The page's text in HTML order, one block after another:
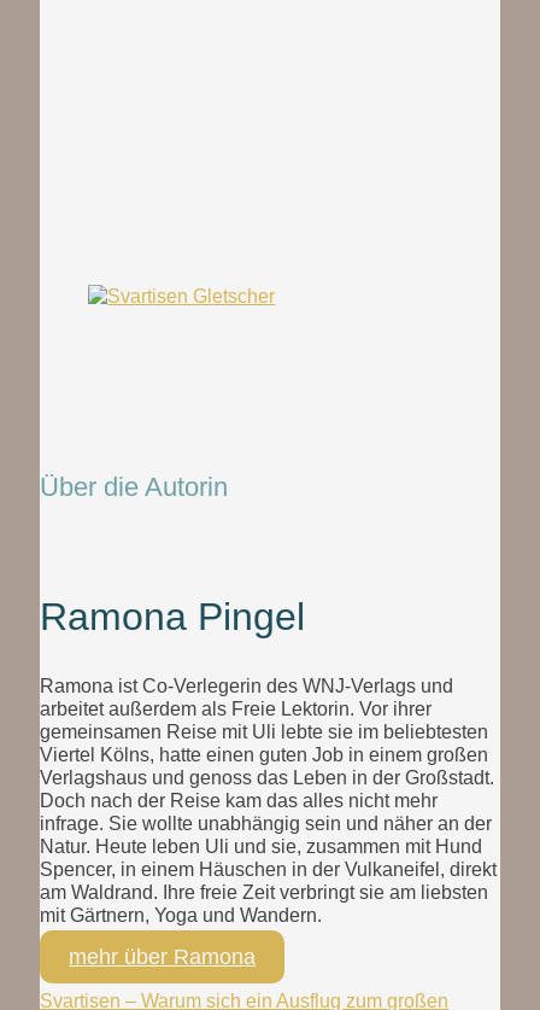
Über die Autorin
Ramona Pingel
Ramona ist Co-Verlegerin des WNJ-Verlags und
arbeitet außerdem als Freie Lektorin. Vor ihrer
gemeinsamen Reise mit Uli lebte sie im beliebtesten
Viertel Kölns, hatte einen guten Job in einem großen
Verlagshaus und genoss das Leben in der Großstadt.
Doch nach der Reise kam das alles nicht mehr
infrage. Sie wollte unabhängig sein und näher an der
Natur. Heute leben Uli und sie, zusammen mit Hund
Spencer, in einem Häuschen in der Vulkaneifel, direkt
am Waldrand. Ihre freie Zeit verbringt sie am liebsten
mit Gärtnern, Yoga und Wandern.
mehr über Ramona
Svartisen – Warum sich ein Ausflug zum großen